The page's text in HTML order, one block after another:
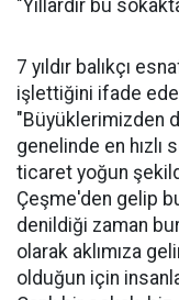
"Yıllardır bu
7 yıldır balıkçı
işlettiğini ifade
"Büyüklerimizden
genelinde en hızlı
ticaret yoğun
Çeşme'den gelip
denildiği zaman
olarak aklımıza
olduğun için